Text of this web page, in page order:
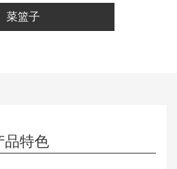
菜篮子
品特色